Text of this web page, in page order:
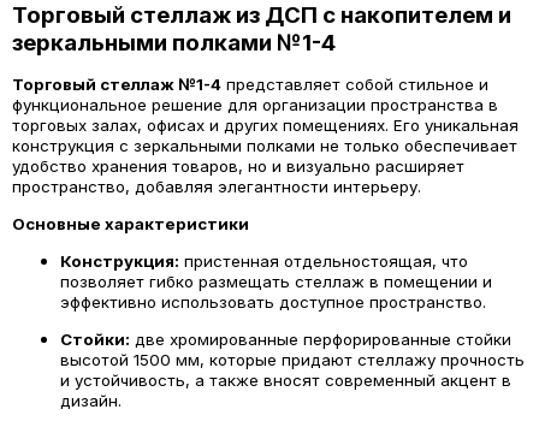
Торговый стеллаж из ДСП с накопителем и
зеркальными полками №1-4
Торговый стеллаж №1-4 представляет собой стильное и
функциональное решение для организации пространства в
торговых залах, офисах и других помещениях. Его уникальная
конструкция с зеркальными полками не только обеспечивает
удобство хранения товаров, но и визуально расширяет
пространство, добавляя элегантности интерьеру.
Основные характеристики
Конструкция: пристенная отдельностоящая, что
позволяет гибко размещать стеллаж в помещении и
эффективно использовать доступное пространство.
Стойки: две хромированные перфорированные стойки
высотой 1500 мм, которые придают стеллажу прочность
и устойчивость, а также вносят современный акцент в
дизайн.